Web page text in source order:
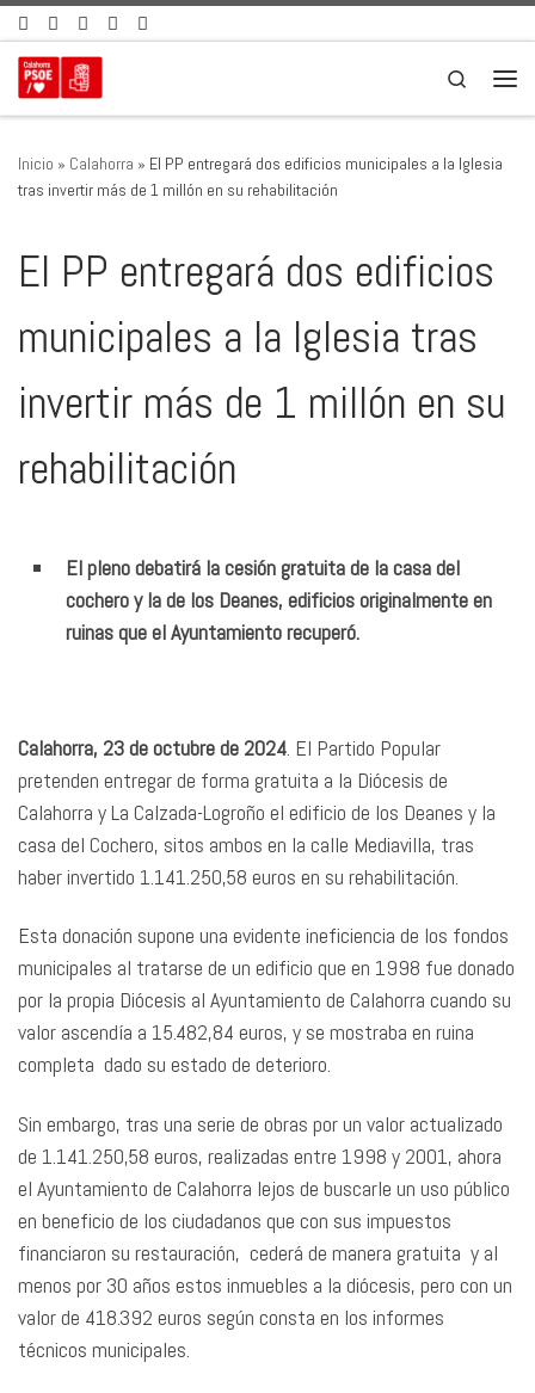
Saltar al contenido
Search
Inicio » Calahorra » El PP entregará dos edificios municipales a la Iglesia
tras invertir más de 1 millón en su rehabilitación
El PP entregará dos edificios
municipales a la Iglesia tras
invertir más de 1 millón en su
rehabilitación
El pleno debatirá la cesión gratuita de la casa del
cochero y la de los Deanes, edificios originalmente en
ruinas que el Ayuntamiento recuperó.
Calahorra, 23 de octubre de 2024 . El Partido Popular
pretenden entregar de forma gratuita a la Diócesis de
Calahorra y La Calzada-Logroño el edificio de los Deanes y la
casa del Cochero, sitos ambos en la calle Mediavilla, tras
haber invertido 1.141.250,58 euros en su rehabilitación.
Esta donación supone una evidente ineficiencia de los fondos
municipales al tratarse de un edificio que en 1998 fue donado
por la propia Diócesis al Ayuntamiento de Calahorra cuando su
valor ascendía a 15.482,84 euros, y se mostraba en ruina
completa dado su estado de deterioro.
Sin embargo, tras una serie de obras por un valor actualizado
de 1.141.250,58 euros, realizadas entre 1998 y 2001, ahora
el Ayuntamiento de Calahorra lejos de buscarle un uso público
en beneficio de los ciudadanos que con sus impuestos
financiaron su restauración, cederá de manera gratuita y al
menos por 30 años estos inmuebles a la diócesis, pero con un
valor de 418.392 euros según consta en los informes
técnicos municipales.